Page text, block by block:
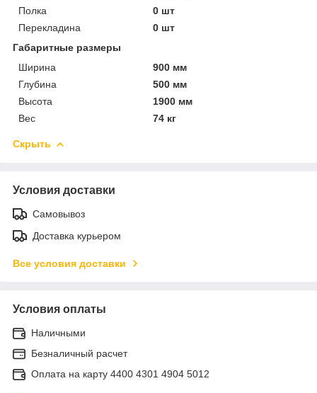
Полка
0 шт
Перекладина
0 шт
Габаритные размеры
Ширина
900 мм
Глубина
500 мм
Высота
1900 мм
Вес
74 кг
Скрыть
Условия доставки
Самовывоз
Доставка курьером
Все условия доставки
Условия оплаты
Наличными
Безналичный расчет
Оплата на карту 4400 4301 4904 5012